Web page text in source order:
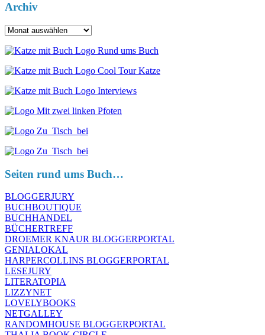
Archiv
Archiv
Seiten rund ums Buch…
BLOGGERJURY
BUCHBOUTIQUE
BUCHHANDEL
BÜCHERTREFF
DROEMER KNAUR BLOGGERPORTAL
GENIALOKAL
HARPERCOLLINS BLOGGERPORTAL
LESEJURY
LITERATOPIA
LIZZYNET
LOVELYBOOKS
NETGALLEY
RANDOMHOUSE BLOGGERPORTAL